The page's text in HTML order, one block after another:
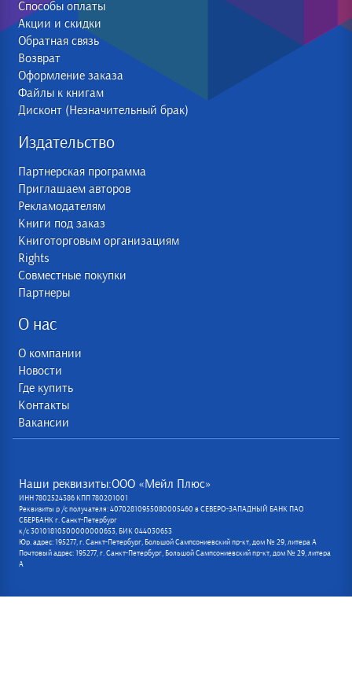
Способы оплаты
Акции и скидки
Обратная связь
Возврат
Оформление заказа
Файлы к книгам
Дисконт (Незначительный брак)
Издательство
Партнерская программа
Приглашаем авторов
Рекламодателям
Книги под заказ
Книготорговым организациям
Rights
Совместные покупки
Партнеры
О нас
О компании
Новости
Где купить
Контакты
Вакансии
Наши реквизиты:ООО «Мейл Плюс»
ИНН 7802524386 КПП 780201001
Реквизиты р /с получателя: 40702810955080005460 в СЕВЕРО-ЗАПАДНЫЙ БАНК ПАО
СБЕРБАНК г. Санкт-Петербург
к/с 30101810500000000653, БИК 044030653
Юр. адрес: 195277, г. Санкт-Петербург, Большой Сампсониевский пр-кт, дом № 29, литера А
Почтовый адрес: 195277, г. Санкт-Петербург, Большой Сампсониевский пр-кт, дом № 29, литера
А